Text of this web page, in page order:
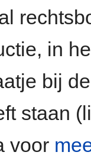
in
bij
staan
voor